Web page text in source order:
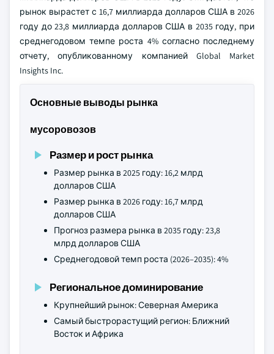
рынок вырастет с 16,7 миллиарда долларов США в 2026
году до 23,8 миллиарда долларов США в 2035 году, при
среднегодовом темпе роста 4% согласно последнему
отчету, опубликованному компанией Global Market
Insights Inc.
Основные выводы рынка
мусоровозов
Размер и рост рынка
Размер рынка в 2025 году: 16,2 млрд
долларов США
Размер рынка в 2026 году: 16,7 млрд
долларов США
Прогноз размера рынка в 2035 году: 23,8
млрд долларов США
Среднегодовой темп роста (2026–2035): 4%
Региональное доминирование
Крупнейший рынок: Северная Америка
Самый быстрорастущий регион: Ближний
Восток и Африка